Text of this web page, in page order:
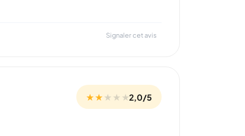
Signaler cet avis
★ ★★ ★ ★2,0/5